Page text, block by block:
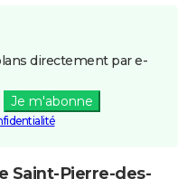
directement par e-
Je m'abonne
Saint-Pierre-des-